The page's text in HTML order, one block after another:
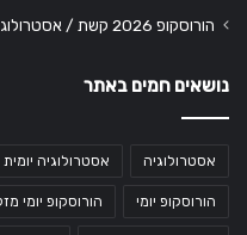
הורוסקופ 2026 קשת / אסטרולוגיה שנתית למזל קשת
נושאים חמים באתר
אסטרולוגיה אסטרולוגיה יומית
הורוסקופ יומי הורוסקופ יומי